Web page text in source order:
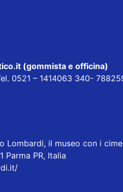
(gommista e officina)
0521 – 1414063 340-
Lombardi, il museo con i
Parma PR, Italia